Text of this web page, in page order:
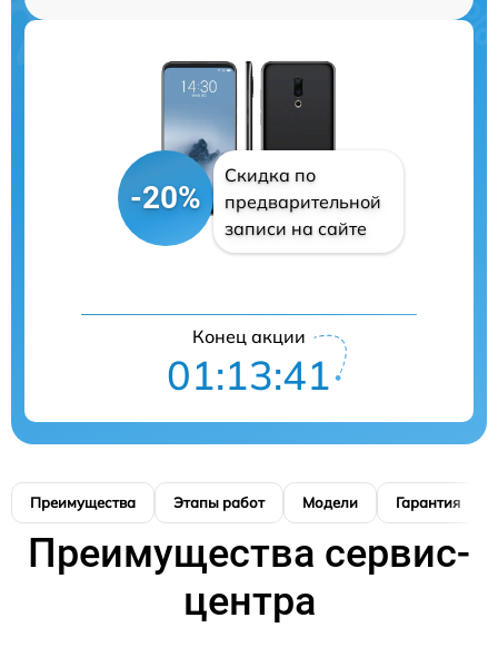
-20%
Скидка по
предварительной
записи на сайте
Конец акции
01:13:41
Преимущества Этапы работ Модели Гарантия
Преимущества сервис-
центра